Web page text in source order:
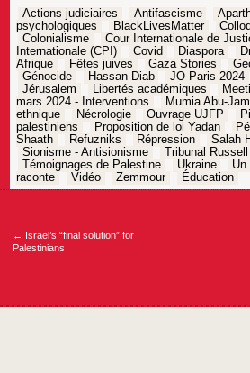
Actions judiciaires Antifascisme
psychologiques
BlackLivesMatter
Colonialisme
Cour Internationale de
Internationale (CPI)
Covid Diaspora
Afrique
Fêtes juives Gaza Stories
Génocide
Hassan Diab JO Paris 2024
Jérusalem
Libertés académiques
mars 2024 - Interventions
Mumia Abu-
ethnique
Nécrologie Ouvrage UJFP
palestiniens
Proposition de loi Yadan
Shaath
Refuzniks Répression Salah
Sionisme - Antisionisme
Tribunal
Témoignages de Palestine
Ukraine
Un
raconte
Vidéo Zemmour Éducation
Navigation
← Israel’s “final solution” for
Palestinians